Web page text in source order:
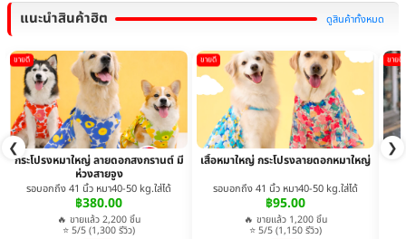
แนะนำสินค้าฮิต ดูสินค้าทั้งหมด
❮ ❯
ขายดี
กระโปรงหมาใหญ่ ลายดอกสงกรานต์ มี
ห่วงสายจูง
รอบอกถึง 41 นิ้ว หมา40-50 kg.ใส่ได้
฿380.00
🔥 ขายแล้ว 2,200 ชิ้น
⭐ 5/5 (1,300 รีวิว)
ขายดี
เสื้อหมาใหญ่ กระโปรงลายดอกหมาใหญ่
รอบอกถึง 41 นิ้ว หมา40-50 kg.ใส่ได้
฿95.00
🔥 ขายแล้ว 1,200 ชิ้น
⭐ 5/5 (1,150 รีวิว)
ขายดี